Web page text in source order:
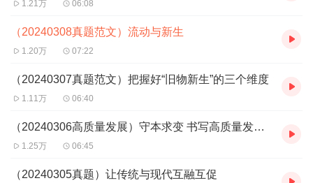
1.21万 06:08
（20240308真题范文）流动与新生
1.20万 07:22
（20240307真题范文）把握好“旧物新生”的三个维度
1.11万 06:40
（20240306高质量发展）守本求变 书写高质量发展时代华章
1.25万 06:45
（20240305真题）让传统与现代互融互促